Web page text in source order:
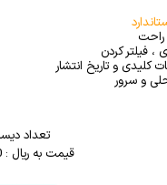
راحت
فیلتر کردن
کلیدی و تاریخ انتشار
و سرور
تعداد
قیمت به ریال : 35000000